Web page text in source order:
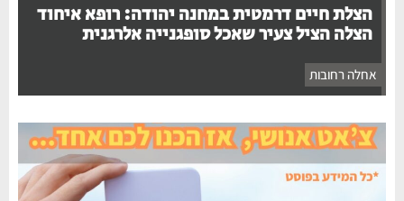
הצלת חיים דרמטית במחנה יהודה: רופא איחוד
הצלה הציל צעיר שאכל סופגנייה אלרגנית
אחלה רחובות